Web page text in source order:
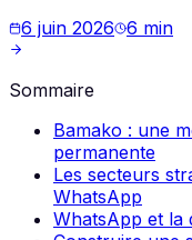
6 juin 2026 6 min
Sommaire
Bamako : une
permanente
Les secteurs
WhatsApp
WhatsApp et la